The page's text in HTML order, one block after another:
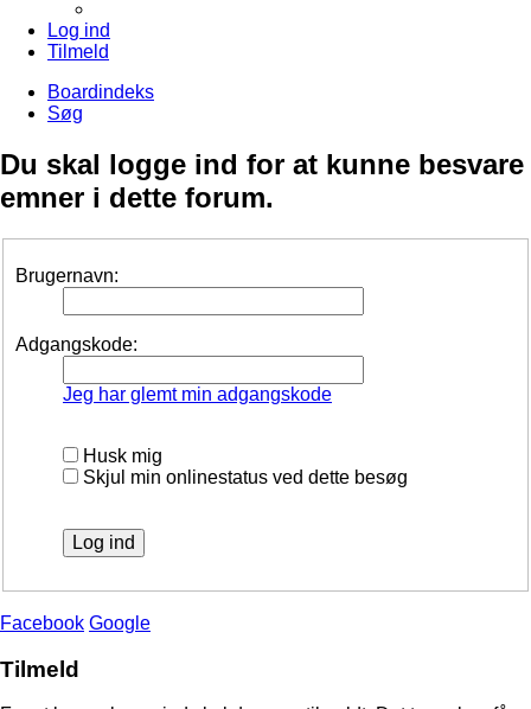
Log ind
Tilmeld
Boardindeks
Søg
Du skal logge ind for at kunne besvare
emner i dette forum.
Brugernavn:
Adgangskode:
Jeg har glemt min adgangskode
Husk mig
Skjul min onlinestatus ved dette besøg
Facebook Google
Tilmeld